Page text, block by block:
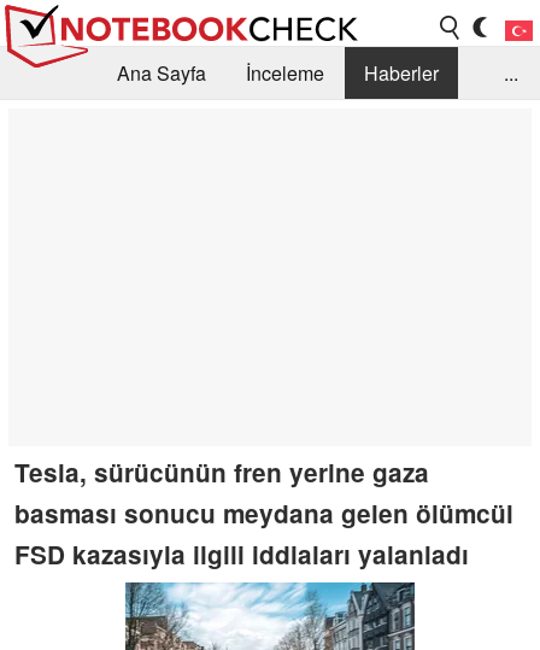
Ana Sayfa İnceleme
Haberler
...
Tesla, sürücünün fren yerine gaza
basması sonucu meydana gelen ölümcül
FSD kazasıyla ilgili iddiaları yalanladı